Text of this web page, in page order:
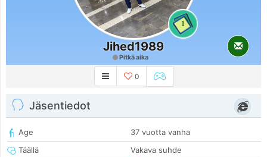
1
Jihed1989
Pitkä aika
0
Jäsentiedot
Age
37 vuotta vanha
Täällä
Vakava suhde